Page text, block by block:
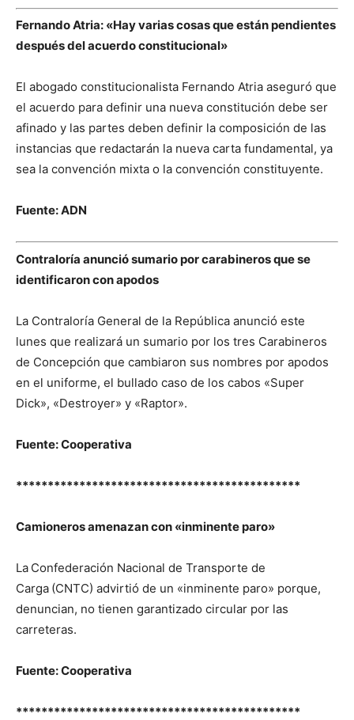
Fernando Atria: «Hay varias cosas que están pendientes
después del acuerdo constitucional»
El abogado constitucionalista Fernando Atria aseguró que
el acuerdo para definir una nueva constitución debe ser
afinado y las partes deben definir la composición de las
instancias que redactarán la nueva carta fundamental, ya
sea la convención mixta o la convención constituyente.
Fuente: ADN
Contraloría anunció sumario por carabineros que se
identificaron con apodos
La Contraloría General de la República anunció este
lunes que realizará un sumario por los tres Carabineros
de Concepción que cambiaron sus nombres por apodos
en el uniforme, el bullado caso de los cabos «Super
Dick», «Destroyer» y «Raptor».
Fuente: Cooperativa
*********************************************
Camioneros amenazan con «inminente paro»
La Confederación Nacional de Transporte de
Carga (CNTC) advirtió de un «inminente paro» porque,
denuncian, no tienen garantizado circular por las
carreteras.
Fuente: Cooperativa
*********************************************